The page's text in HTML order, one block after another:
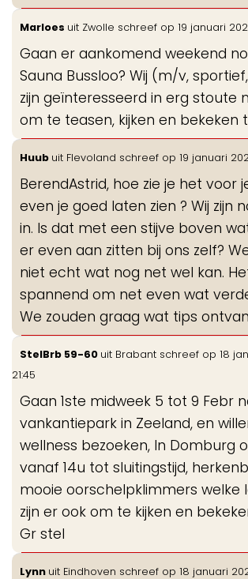
Marloes uit Zwolle schreef op 19 januari
Gaan er aankomend weekend
Sauna Bussloo? Wij (m/v,
zijn geïnteresseerd in erg stoute
om te teasen, kijken en bekeken
Huub uit Flevoland schreef op 19 januari
BerendAstrid, hoe zie je het voor
even je goed laten zien ? Wij zijn
in. Is dat met een stijve boven
er even aan zitten bij ons zelf?
niet echt wat nog net wel kan.
spannend om net even wat
We zouden graag wat tips
StelBrb 59-60 uit Brabant schreef op 18
21:45
Gaan 1ste midweek 5 tot 9 Febr
vankantiepark in Zeeland, en
wellness bezoeken, In Domburg
vanaf 14u tot sluitingstijd,
mooie oorschelpklimmers welke
zijn er ook om te kijken en
Gr stel
Lynn uit Eindhoven schreef op 18 januari